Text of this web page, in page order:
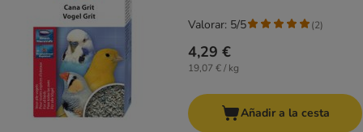
4,29 €
19,07 € / kg
Valorar: 5/5 (2)
Añadir a la cesta